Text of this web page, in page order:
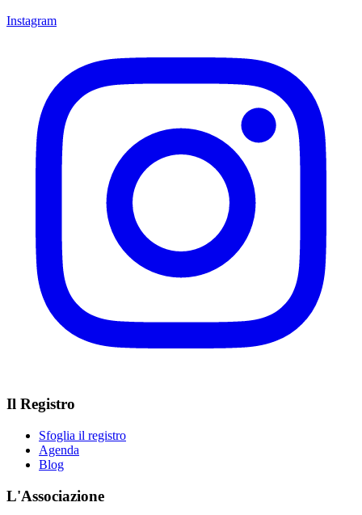
Instagram
Il Registro
Sfoglia il registro
Agenda
Blog
L'Associazione